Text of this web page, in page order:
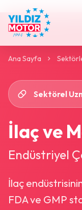
Ana Sayfa
Sektörel
İlaç ve
Endüstriyel
İlaç
FDA ve GMP